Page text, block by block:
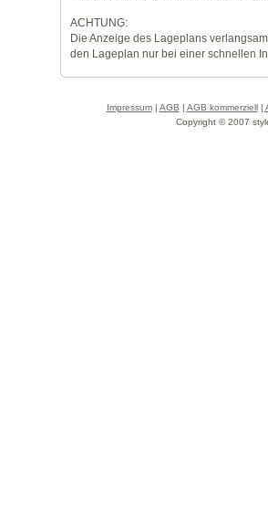
ACHTUNG:
Die Anzeige des Lageplans
den Lageplan nur bei einer schnellen
Impressum| AGB | AGB kommerziell|
Copyright © 2007